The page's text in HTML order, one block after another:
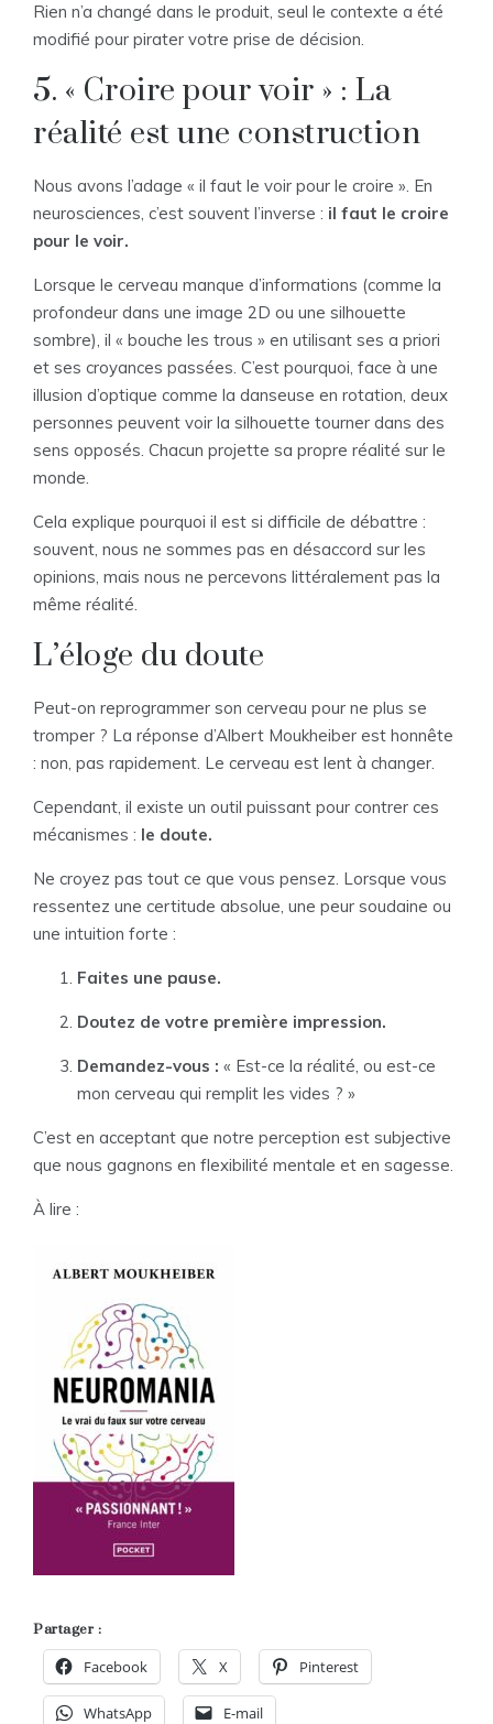
Rien n’a changé dans le produit, seul le contexte a été
modifié pour pirater votre prise de décision.
5. « Croire pour voir » : La
réalité est une construction
Nous avons l’adage « il faut le voir pour le croire ». En
neurosciences, c’est souvent l’inverse : il faut le croire
pour le voir.
Lorsque le cerveau manque d’informations (comme la
profondeur dans une image 2D ou une silhouette
sombre), il « bouche les trous » en utilisant ses a priori
et ses croyances passées. C’est pourquoi, face à une
illusion d’optique comme la danseuse en rotation, deux
personnes peuvent voir la silhouette tourner dans des
sens opposés. Chacun projette sa propre réalité sur le
monde.
Cela explique pourquoi il est si difficile de débattre :
souvent, nous ne sommes pas en désaccord sur les
opinions, mais nous ne percevons littéralement pas la
même réalité.
L’éloge du doute
Peut-on reprogrammer son cerveau pour ne plus se
tromper ? La réponse d’Albert Moukheiber est honnête
: non, pas rapidement. Le cerveau est lent à changer.
Cependant, il existe un outil puissant pour contrer ces
mécanismes : le doute.
Ne croyez pas tout ce que vous pensez. Lorsque vous
ressentez une certitude absolue, une peur soudaine ou
une intuition forte :
Faites une pause.
Doutez de votre première impression.
Demandez-vous : « Est-ce la réalité, ou est-ce
mon cerveau qui remplit les vides ? »
C’est en acceptant que notre perception est subjective
que nous gagnons en flexibilité mentale et en sagesse.
À lire :
Partager :
Facebook X Pinterest
WhatsApp E-mail